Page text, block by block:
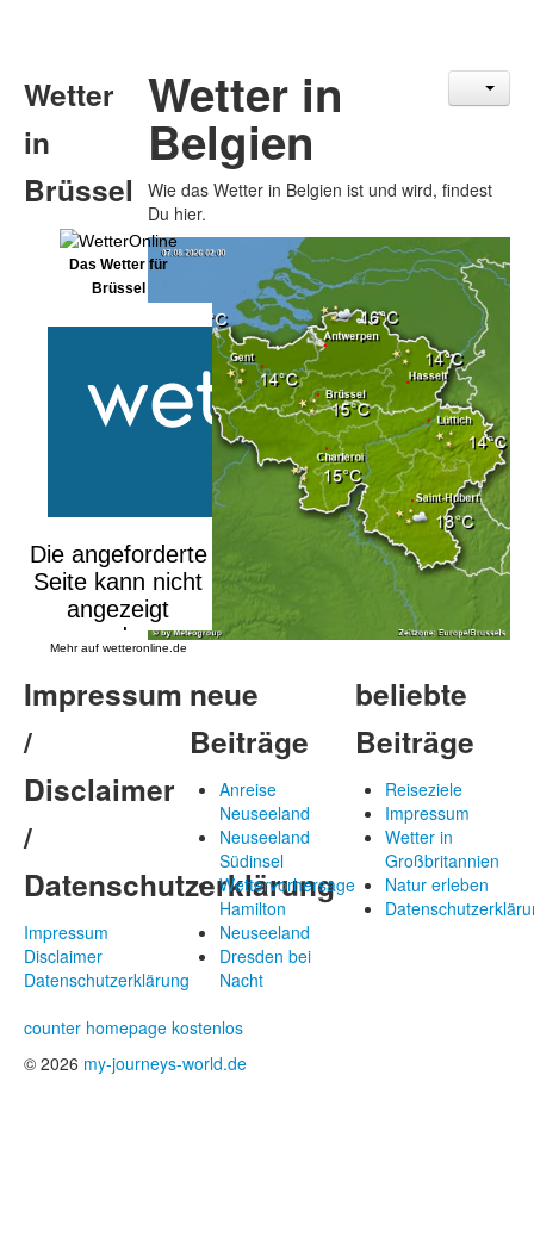
Wetter
in
Brüssel
Das Wetter für
Brüssel
Mehr auf wetteronline.de
Wetter in
Belgien
Wie das Wetter in Belgien ist und wird, findest
Du hier.
Impressum
/
Disclaimer
/
Datenschutzerklärung
Impressum
Disclaimer
Datenschutzerklärung
neue
Beiträge
Anreise
Neuseeland
Neuseeland
Südinsel
Wettervorhersage
Hamilton
Neuseeland
Dresden bei
Nacht
beliebte
Beiträge
Reiseziele
Impressum
Wetter in
Großbritannien
Natur erleben
counter homepage kostenlos
© 2026 my-journeys-world.de